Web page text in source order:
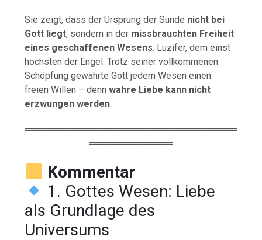
Sie zeigt, dass der Ursprung der Sünde nicht bei
Gott liegt, sondern in der missbrauchten Freiheit
eines geschaffenen Wesens: Luzifer, dem einst
höchsten der Engel. Trotz seiner vollkommenen
Schöpfung gewährte Gott jedem Wesen einen
freien Willen – dennwahre Liebe kann nicht
erzwungen werden.
═════════════════════════════════
═════════════
Kommentar
1. Gottes Wesen: Liebe
als Grundlage des
Universums